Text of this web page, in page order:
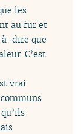
les
au fur et
à-dire que
C’est
vrai